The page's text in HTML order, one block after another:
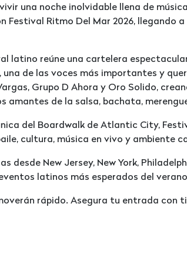
una noche inolvidable llena de
Festival Ritmo Del Mar 2026, llegando
latino reúne una cartelera
una de las voces más importantes y
Grupo D Ahora y Oro Solido,
amantes de la salsa, bachata,
del Boardwalk de Atlantic City,
cultura, música en vivo y ambiente
desde New Jersey, New York,
latinos más esperados del verano
rápido. Asegura tu entrada con